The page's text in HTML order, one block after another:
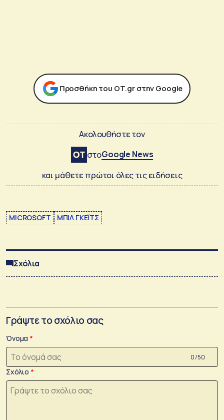
Προσθήκη του ΟΤ.gr στην Google
Ακολουθήστε τον
στοGoogle News
και μάθετε πρώτοι όλες τις ειδήσεις
MICROSOFT ΜΠΙΛ ΓΚΕΪΤΣ
Σχόλια
Γράψτε το σχόλιο σας
Όνομα
0 /50
Σχόλιο